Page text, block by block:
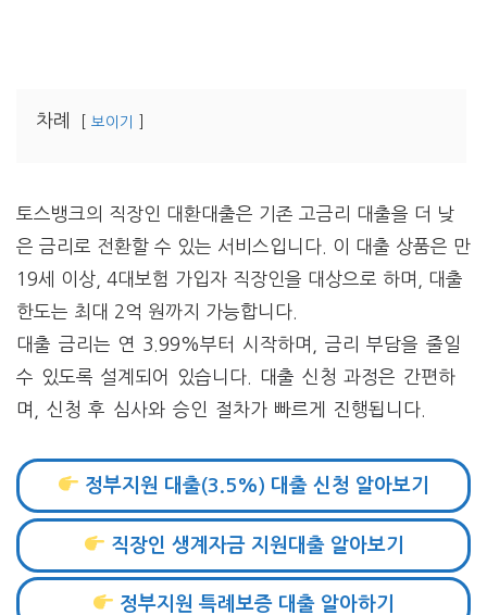
차례 보이기
토스뱅크의 직장인 대환대출은 기존 고금리 대출을 더 낮
은 금리로 전환할 수 있는 서비스입니다. 이 대출 상품은 만
19세 이상, 4대보험 가입자 직장인을 대상으로 하며, 대출
한도는 최대 2억 원까지 가능합니다.
대출 금리는 연 3.99%부터 시작하며, 금리 부담을 줄일
수 있도록 설계되어 있습니다. 대출 신청 과정은 간편하
며, 신청 후 심사와 승인 절차가 빠르게 진행됩니다​.
정부지원 대출(3.5%) 대출 신청 알아보기
직장인 생계자금 지원대출 알아보기
정부지원 특례보증 대출 알아하기